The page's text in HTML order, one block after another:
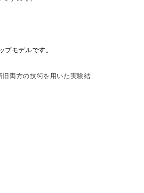
モデルです。
両方の技術を用いた実験結